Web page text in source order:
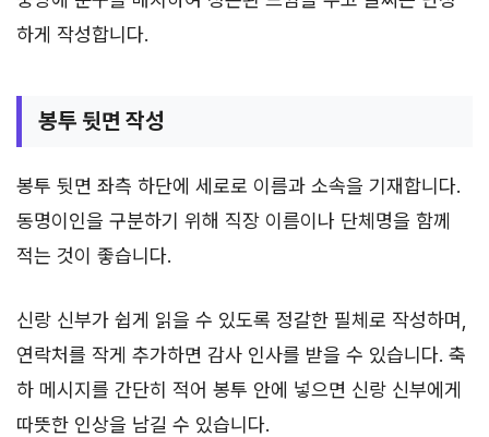
하게 작성합니다.
봉투 뒷면 작성
봉투 뒷면 좌측 하단에 세로로 이름과 소속을 기재합니다.
동명이인을 구분하기 위해 직장 이름이나 단체명을 함께
적는 것이 좋습니다.
신랑 신부가 쉽게 읽을 수 있도록 정갈한 필체로 작성하며,
연락처를 작게 추가하면 감사 인사를 받을 수 있습니다. 축
하 메시지를 간단히 적어 봉투 안에 넣으면 신랑 신부에게
따뜻한 인상을 남길 수 있습니다.